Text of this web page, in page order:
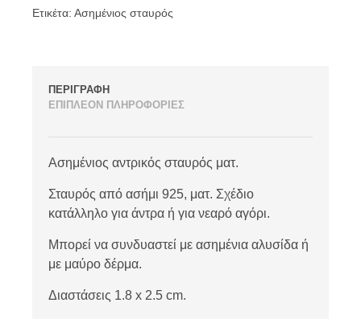
Ετικέτα: Ασημένιος σταυρός
ΠΕΡΙΓΡΑΦΗ
ΕΠΙΠΛΕΟΝ ΠΛΗΡΟΦΟΡΙΕΣ
Ασημένιος αντρικός σταυρός ματ.
Σταυρός από ασήμι 925, ματ. Σχέδιο
κατάλληλο για άντρα ή για νεαρό αγόρι.
Μπορεί να συνδυαστεί με ασημένια αλυσίδα ή
με μαύρο δέρμα.
Διαστάσεις 1.8 x 2.5 cm.